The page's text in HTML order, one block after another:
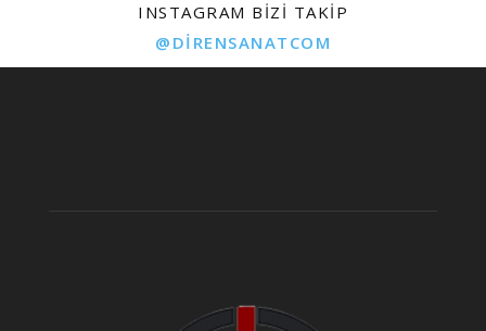
INSTAGRAM BIZI TAKIP
@DIRENSANATCOM